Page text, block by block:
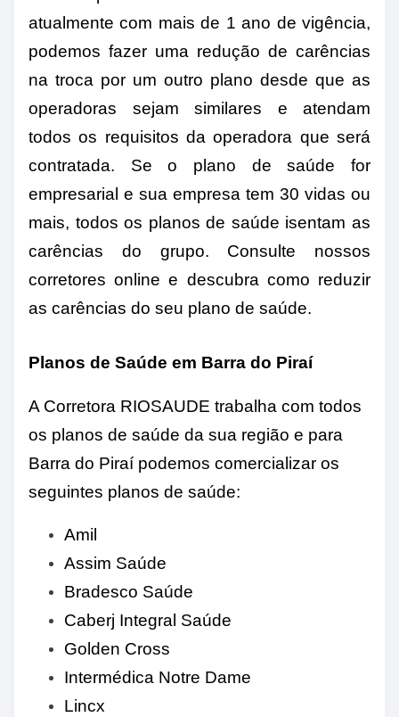
atualmente com mais de 1 ano de vigência,
podemos fazer uma redução de carências
na troca por um outro plano desde que as
operadoras sejam similares e atendam
todos os requisitos da operadora que será
contratada. Se o plano de saúde for
empresarial e sua empresa tem 30 vidas ou
mais, todos os planos de saúde isentam as
carências do grupo. Consulte nossos
corretores online e descubra como reduzir
as carências do seu plano de saúde.
Planos de Saúde em Barra do Piraí
A Corretora RIOSAUDE trabalha com todos
os planos de saúde da sua região e para
Barra do Piraí podemos comercializar os
seguintes planos de saúde:
Amil
Assim Saúde
Bradesco Saúde
Caberj Integral Saúde
Golden Cross
Intermédica Notre Dame
Lincx